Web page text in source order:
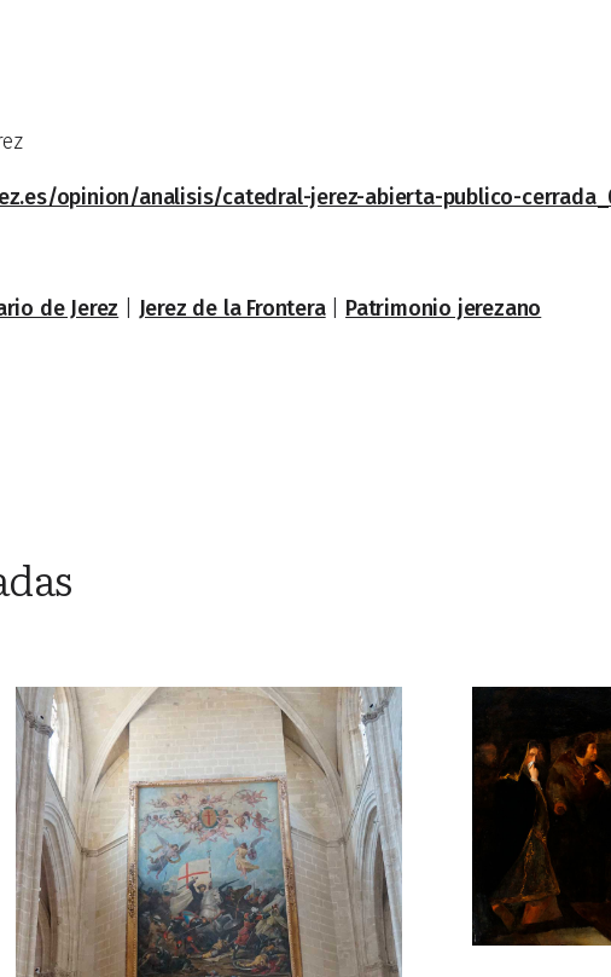
opinion/analisis/catedral-jerez-abierta-publico-
de Jerez Jerez de la Frontera| Patrimonio jerezano